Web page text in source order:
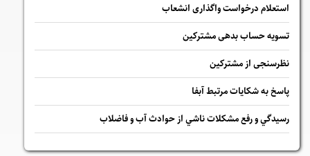
استعلام درخواست واگذاری انشعاب
تسویه حساب بدهی مشترکین
نظرسنجی از مشترکین
پاسخ به شكايات مرتبط آبفا
رسيدگي و رفع مشكلات ناشي از حوادث آب و فاضلاب